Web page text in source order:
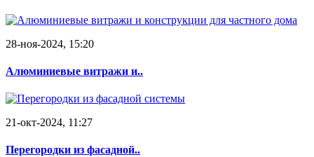
28-ноя-2024, 15:20
Алюминиевые витражи и..
21-окт-2024, 11:27
Перегородки из фасадной..